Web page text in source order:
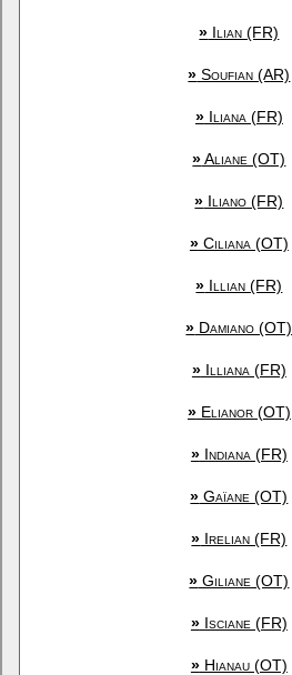
» Ilian (FR)
» Soufian (AR)
»Iliana (FR)
»Aliane (OT)
» Iliano (FR)
»Ciliana (OT)
» Illian (FR)
» Damiano (OT)
»Illiana (FR)
»Elianor (OT)
»Indiana (FR)
» Gaïane (OT)
» Irelian (FR)
» Giliane (OT)
»Isciane (FR)
»Hianau (OT)